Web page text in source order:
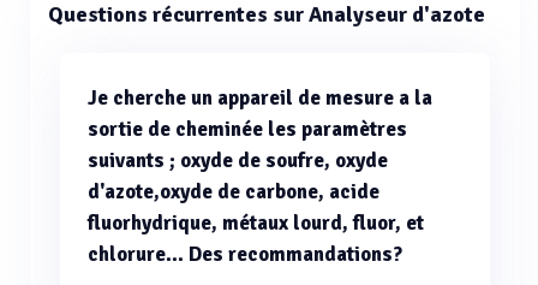
Questions récurrentes sur Analyseur d'azote
Je cherche un appareil de mesure a la
sortie de cheminée les paramètres
suivants ; oxyde de soufre, oxyde
d'azote,oxyde de carbone, acide
fluorhydrique, métaux lourd, fluor, et
chlorure... Des recommandations?